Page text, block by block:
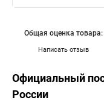
Написать отзыв
Общая оценка товара:
Официальный
России